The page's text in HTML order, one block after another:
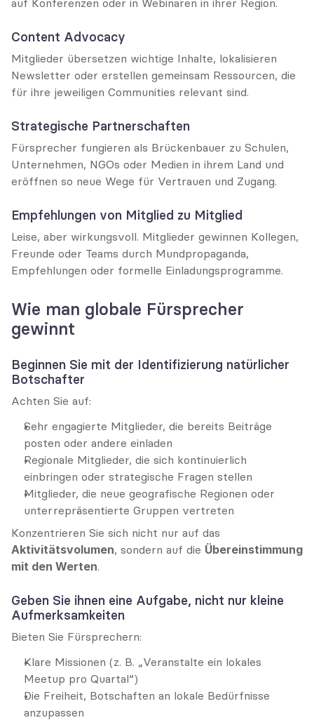
auf Konferenzen oder in Webinaren in ihrer Region.
Content Advocacy
Mitglieder übersetzen wichtige Inhalte, lokalisieren
Newsletter oder erstellen gemeinsam Ressourcen, die
für ihre jeweiligen Communities relevant sind.
Strategische Partnerschaften
Fürsprecher fungieren als Brückenbauer zu Schulen,
Unternehmen, NGOs oder Medien in ihrem Land und
eröffnen so neue Wege für Vertrauen und Zugang.
Empfehlungen von Mitglied zu Mitglied
Leise, aber wirkungsvoll. Mitglieder gewinnen Kollegen,
Freunde oder Teams durch Mundpropaganda,
Empfehlungen oder formelle Einladungsprogramme.
Wie man globale Fürsprecher
gewinnt
Beginnen Sie mit der Identifizierung natürlicher
Botschafter
Achten Sie auf:
Sehr engagierte Mitglieder, die bereits Beiträge
posten oder andere einladen
Regionale Mitglieder, die sich kontinuierlich
einbringen oder strategische Fragen stellen
Mitglieder, die neue geografische Regionen oder
unterrepräsentierte Gruppen vertreten
Aktivitätsvolumen, sondern auf die Übereinstimmung
mit den Werten.
Geben Sie ihnen eine Aufgabe, nicht nur kleine
Aufmerksamkeiten
Bieten Sie Fürsprechern:
Klare Missionen (z. B. „Veranstalte ein lokales
Meetup pro Quartal“)
Die Freiheit, Botschaften an lokale Bedürfnisse
anzupassen